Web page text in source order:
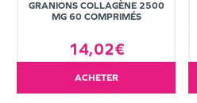
GRANIONS COLLAGÈNE 2500
MG 60 COMPRIMÉS
14,02€
ACHETER